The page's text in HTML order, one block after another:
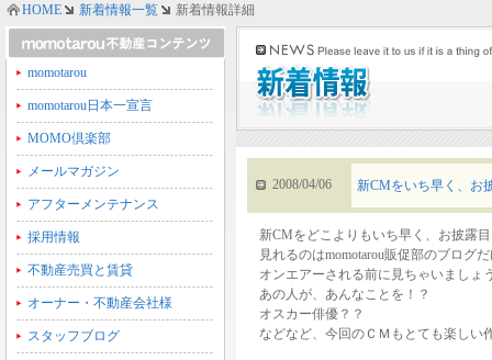
HOME 新着情報一覧 新着情報詳細
momotarou
momotarou日本一宣言
MOMO倶楽部
メールマガジン
アフターメンテナンス
採用情報
不動産売買と賃貸
オーナー・不動産会社様
スタッフブログ
2008/04/06 新CMをいち早く、お
新CMをどこよりもいち早く、お披露
見れるのはmomotarou販促部のブログ
オンエアーされる前に見ちゃいましょ
あの人が、あんなことを！？
オスカー俳優？？
などなど、今回のＣＭもとても楽しい